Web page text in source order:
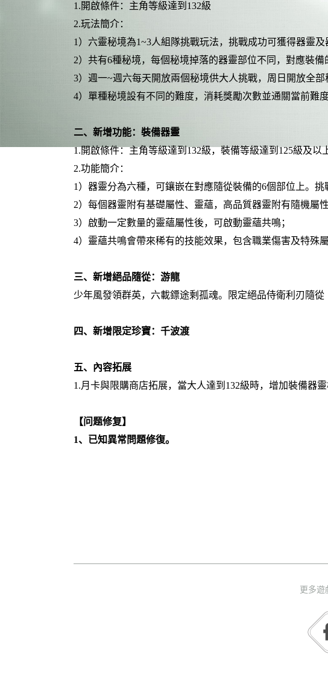
1.開啟條件：主角等級達到132級
2.玩法簡介：
1）六靈秘境為1~3人組隊挑戰玩法，挑戰成功可獲得器靈及
2）共有6種秘境，每個秘境掉落的器靈部位不同，對應裝備
3）週一~週六每天開放兩個秘境供大人挑戰，周日開放全部
4）單種秘境設有不同的難度，消耗獎勵次數並通關當前難
二、新增功能：裝備器靈
1.開啟條件：主角等級達到132級，裝備等級達到125級及以
2.功能簡介：
1）器靈分為六種，可鑲嵌在對應隨從裝備的6個部位上。
2）每個器靈附有基礎屬性、靈蘊，高品質器靈附有隨機屬
3）啟動一定數量的靈蘊屬性後，可啟動靈蘊共鳴；
4）靈蘊共鳴會帶來稀有的技能效果，包含職業傷害及特殊
三、新增絕品隨從：游龍
少年風發領群英，六載鏢途剩孤魂。限定絕品侍衛利刃隨從
四、新增限定珍寶：千波渡
五、內容拓展
1.月卡與限購商店拓展，當大人達到132級時，增加裝備器靈
【问题修复】
1、已知異常問題修復。
更多遊